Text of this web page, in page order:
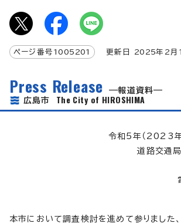
ページ番号 1005201 更新日 2025年2月
Press Release
報道資料
広島市 The City of HIROSHIMA
令和5年（2023年
道路交通
本市において調査検討を進めて参りました